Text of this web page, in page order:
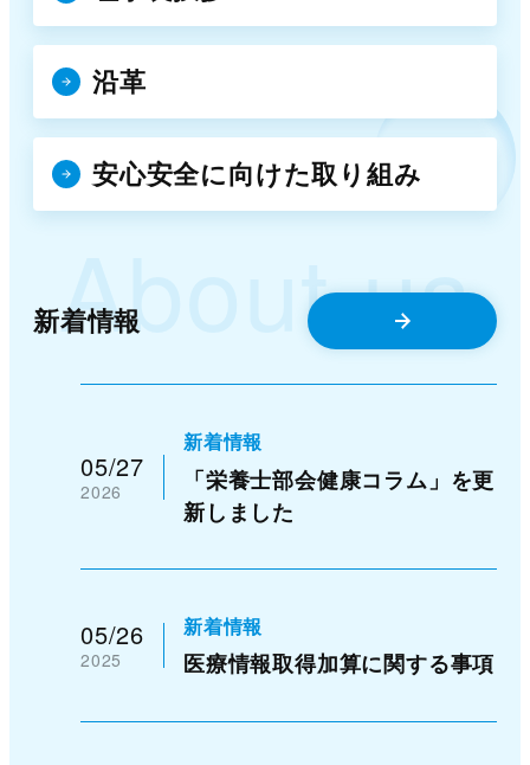
沿革
安心安全に向けた取り組み
新着情報
About us
05/27
2026
新着情報
「栄養士部会健康コラム」を更
新しました
05/26
2025
新着情報
医療情報取得加算に関する事項